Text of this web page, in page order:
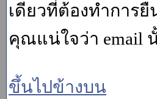
เดียวที่ต้องทำการ
คุณแน่ใจว่า email
ขึ้นไปข้างบน